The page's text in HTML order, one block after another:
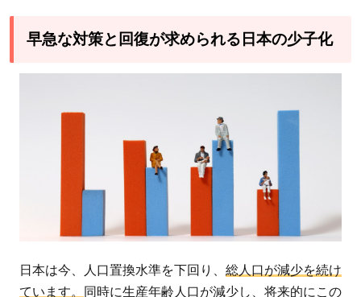
早急な対策と回復が求められる日本の少子化
日本は今、人口置換水準を下回り、 総人口が減少を続け
ています。
同時に生産年齢人口が減少し、将来的にこの